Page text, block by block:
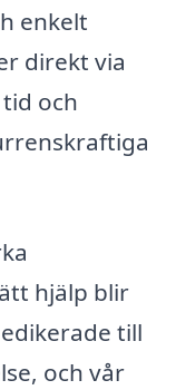
enkelt
direkt via
och
hjälp blir
till
och vår